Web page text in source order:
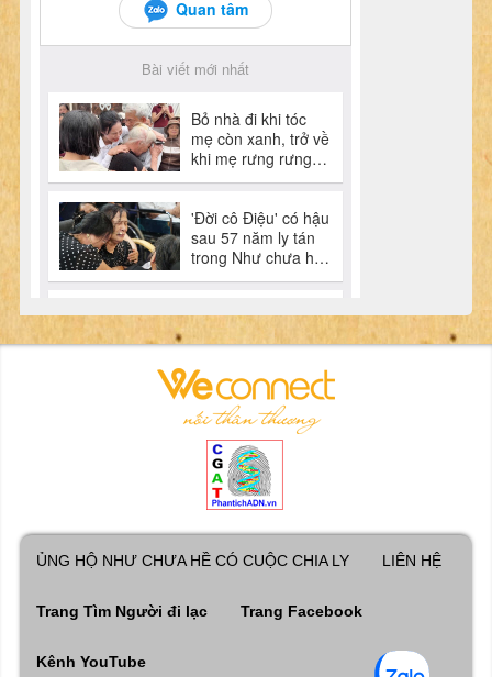
ỦNG HỘ NHƯ CHƯA HỀ CÓ CUỘC CHIA LY LIÊN HỆ
Trang Tìm Người đi lạc Trang Facebook
Kênh YouTube